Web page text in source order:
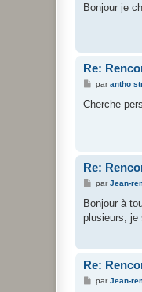
s
Bonjour je
Re:
M
s
parantho
Cherche
Re:
M
s
a
parJean-
Bonjour à
plusieurs, je
Re:
MparJean-